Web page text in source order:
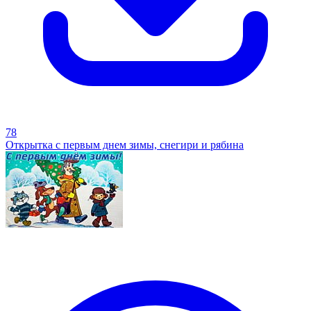
78
Открытка с первым днем зимы, снегири и рябина